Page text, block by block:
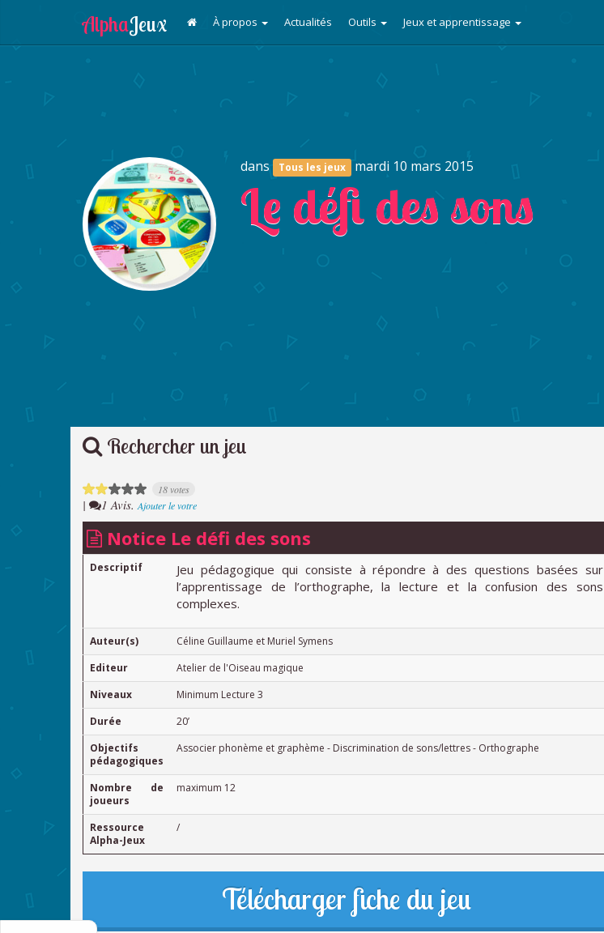
À propos Actualités Outils Jeux et apprentissage
dans Tous les jeux mardi 10 mars 2015
Le défi des sons
Rechercher un jeu
18 votes
| 1 Avis. Ajouter le votre
Notice Le défi des sons
Descriptif
Jeu pédagogique qui consiste à répondre à des questions basées sur
l’apprentissage de l’orthographe, la lecture et la confusion des sons
complexes.
Auteur(s)
Céline Guillaume et Muriel Symens
Editeur
Atelier de l'Oiseau magique
Niveaux
Minimum Lecture 3
Durée
20’
Objectifs
pédagogiques
Associer phonème et graphème - Discrimination de sons/lettres - Orthographe
Nombre de
joueurs
maximum 12
Ressource
Alpha-Jeux
/
Télécharger fiche du jeu